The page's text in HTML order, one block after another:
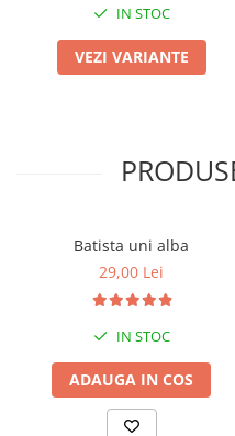
IN STOC
VEZI VARIANTE
Batista uni alba
29,00 Lei
IN STOC
ADAUGA IN COS